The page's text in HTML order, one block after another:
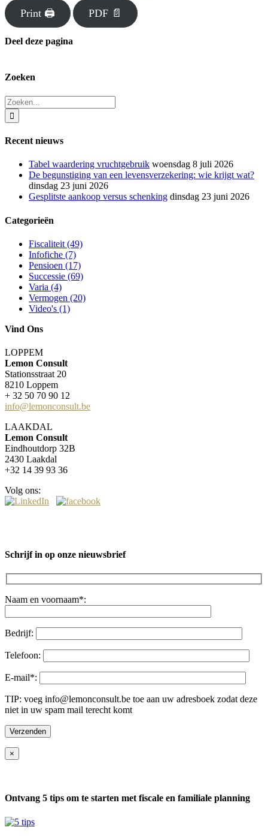
Print 🖨 PDF 📄
Deel deze pagina
mail
Zoeken
Zoeken
naar:
Recent nieuws
Tabel waardering vruchtgebruik woensdag 8 juli 2026
De begunstiging van een levensverzekering: wie krijgt wat?
dinsdag 23 juni 2026
Gesplitste aankoop versus schenking dinsdag 23 juni 2026
Categorieën
Fiscaliteit (49)
Infofiche (7)
Pensioen (17)
Successie (69)
Varia (4)
Vermogen (20)
Video's (1)
Vind Ons
LOPPEM
Lemon Consult
Stationsstraat 20
8210 Loppem
+ 32 50 70 90 12
info@lemonconsult.be
LAAKDAL
Lemon Consult
Eindhoutdorp 32B
2430 Laakdal
+32 14 39 93 36
Volg ons:
Schrijf in op onze nieuwsbrief
Naam en voornaam*:
Bedrijf:
Telefoon:
E-mail*:
TIP: voeg info@lemonconsult.be toe aan uw adresboek zodat deze
niet in uw spam mail terecht komt
×
Ontvang 5 tips om te starten met fiscale en familiale planning